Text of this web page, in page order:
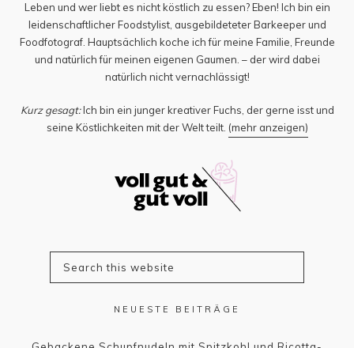
Leben und wer liebt es nicht köstlich zu essen? Eben! Ich bin ein
leidenschaftlicher Foodstylist, ausgebildeteter Barkeeper und
Foodfotograf. Hauptsächlich koche ich für meine Familie, Freunde
und natürlich für meinen eigenen Gaumen. – der wird dabei
natürlich nicht vernachlässigt!
Kurz gesagt:Ich bin ein junger kreativer Fuchs, der gerne isst und
seine Köstlichkeiten mit der Welt teilt. (mehr anzeigen)
NEUESTE BEITRÄGE